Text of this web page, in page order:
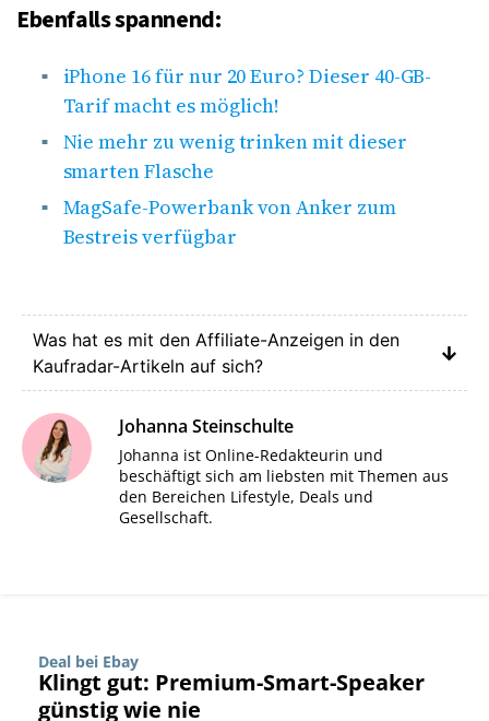
Ebenfalls spannend:
iPhone 16 für nur 20 Euro? Dieser 40-GB-
Tarif macht es möglich!
Nie mehr zu wenig trinken mit dieser
smarten Flasche
MagSafe-Powerbank von Anker zum
Bestreis verfügbar
Was hat es mit den Affiliate-Anzeigen in den
Kaufradar-Artikeln auf sich?
Johanna Steinschulte
Johanna ist Online-Redakteurin und
beschäftigt sich am liebsten mit Themen aus
den Bereichen Lifestyle, Deals und
Gesellschaft.
Deal bei Ebay
Klingt gut: Premium-Smart-Speaker
günstig wie nie